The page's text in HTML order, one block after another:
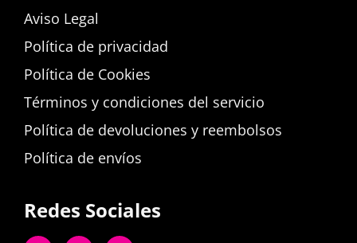
Aviso Legal
Política de privacidad
Política de Cookies
Términos y condiciones del servicio
Política de devoluciones y reembolsos
Política de envíos
Redes Sociales